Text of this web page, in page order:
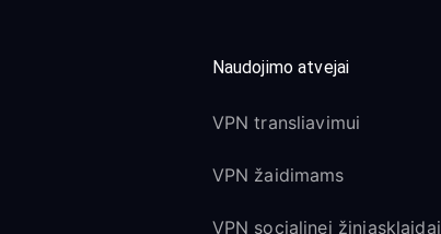
Naudojimo atvejai
VPN transliavimui
VPN žaidimams
VPN socialinei žiniasklaidai